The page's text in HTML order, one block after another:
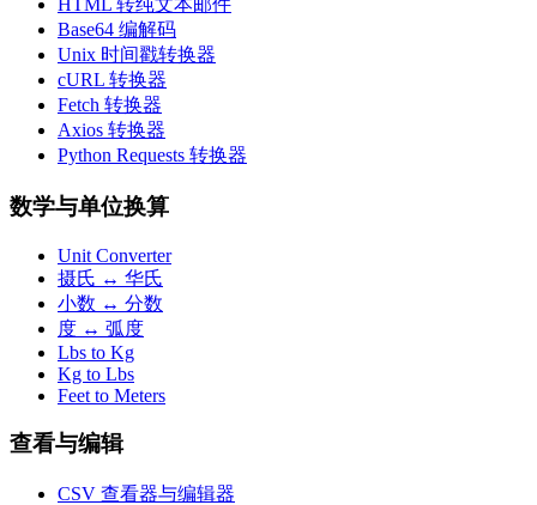
HTML 转纯文本邮件
Base64 编解码
Unix 时间戳转换器
cURL 转换器
Fetch 转换器
Axios 转换器
Python Requests 转换器
数学与单位换算
Unit Converter
摄氏 ↔ 华氏
小数 ↔ 分数
度 ↔ 弧度
Lbs to Kg
Kg to Lbs
Feet to Meters
查看与编辑
CSV 查看器与编辑器